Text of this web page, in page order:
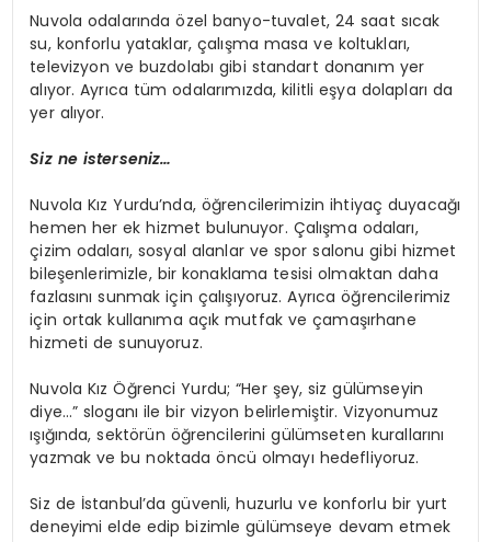
Nuvola odalarında özel banyo-tuvalet, 24 saat sıcak
su, konforlu yataklar, çalışma masa ve koltukları,
televizyon ve buzdolabı gibi standart donanım yer
alıyor. Ayrıca tüm odalarımızda, kilitli eşya dolapları da
yer alıyor.
Siz ne isterseniz…
Nuvola Kız Yurdu’nda, öğrencilerimizin ihtiyaç duyacağı
hemen her ek hizmet bulunuyor. Çalışma odaları,
çizim odaları, sosyal alanlar ve spor salonu gibi hizmet
bileşenlerimizle, bir konaklama tesisi olmaktan daha
fazlasını sunmak için çalışıyoruz. Ayrıca öğrencilerimiz
için ortak kullanıma açık mutfak ve çamaşırhane
hizmeti de sunuyoruz.
Nuvola Kız Öğrenci Yurdu; “Her şey, siz gülümseyin
diye…” sloganı ile bir vizyon belirlemiştir. Vizyonumuz
ışığında, sektörün öğrencilerini gülümseten kurallarını
yazmak ve bu noktada öncü olmayı hedefliyoruz.
Siz de İstanbul’da güvenli, huzurlu ve konforlu bir yurt
deneyimi elde edip bizimle gülümseye devam etmek